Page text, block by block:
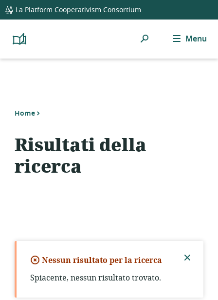
global
navigation
La Platform Cooperativism Consortium
Platform
Resource
Ricerca Menu
Home
Risultati della
ricerca
Nessun risultato per la ricerca
Spiacente, nessun risultato trovato.